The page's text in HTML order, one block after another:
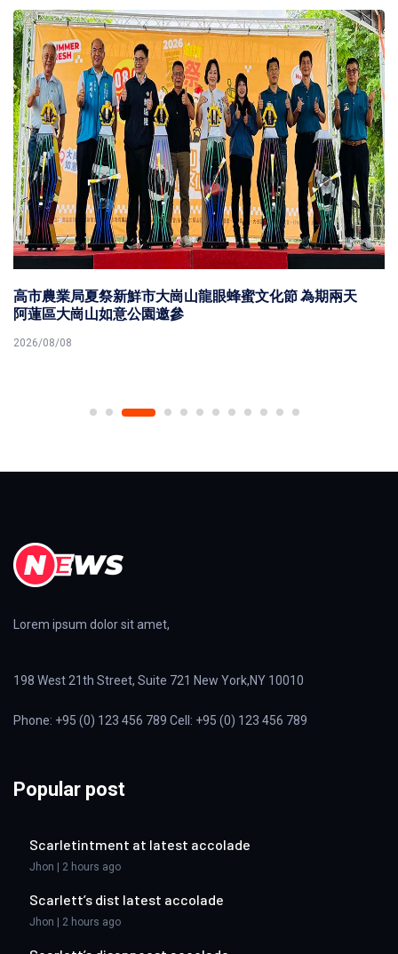
高市農業局夏祭新鮮市大崗山龍眼蜂蜜文化節 為期兩天
阿蓮區大崗山如意公園邀參
2026/08/08
Lorem ipsum dolor sit amet,
198 West 21th Street, Suite 721 New York,NY 10010
Phone: +95 (0) 123 456 789 Cell: +95 (0) 123 456 789
Popular post
Scarletintment at latest accolade
Jhon | 2 hours ago
Scarlett’s dist latest accolade
Jhon | 2 hours ago